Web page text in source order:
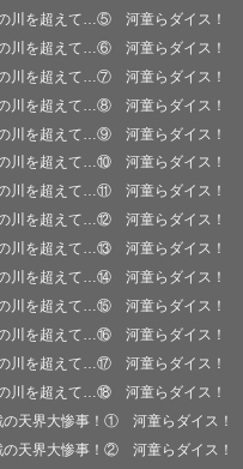
川を超えて…⑤ 河童らダイス！
川を超えて…⑥ 河童らダイス！
川を超えて…⑦ 河童らダイス！
川を超えて…⑧ 河童らダイス！
川を超えて…⑨ 河童らダイス！
川を超えて…⑩ 河童らダイス！
川を超えて…⑪ 河童らダイス！
川を超えて…⑫ 河童らダイス！
川を超えて…⑬ 河童らダイス！
川を超えて…⑭ 河童らダイス！
川を超えて…⑮ 河童らダイス！
川を超えて…⑯ 河童らダイス！
川を超えて…⑰ 河童らダイス！
川を超えて…⑱ 河童らダイス！
天界大惨事！① 河童らダイス！
天界大惨事！② 河童らダイス！